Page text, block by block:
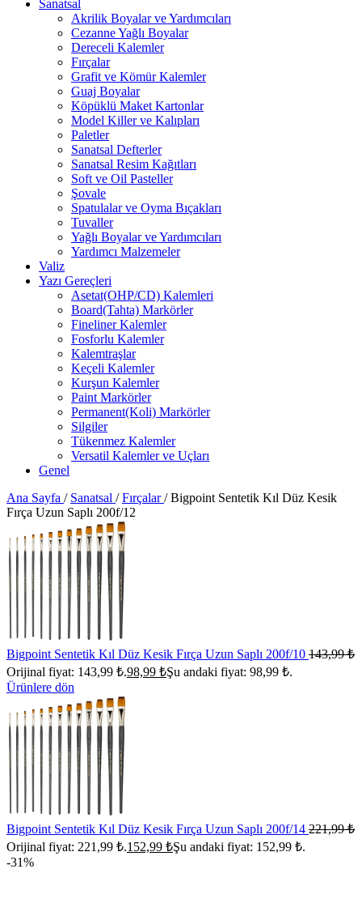
Sanatsal
Akrilik Boyalar ve Yardımcıları
Cezanne Yağlı Boyalar
Dereceli Kalemler
Fırçalar
Grafit ve Kömür Kalemler
Guaj Boyalar
Köpüklü Maket Kartonlar
Model Killer ve Kalıpları
Paletler
Sanatsal Defterler
Sanatsal Resim Kağıtları
Soft ve Oil Pasteller
Şovale
Spatulalar ve Oyma Bıçakları
Tuvaller
Yağlı Boyalar ve Yardımcıları
Yardımcı Malzemeler
Valiz
Yazı Gereçleri
Asetat(OHP/CD) Kalemleri
Board(Tahta) Markörler
Fineliner Kalemler
Fosforlu Kalemler
Kalemtraşlar
Keçeli Kalemler
Kurşun Kalemler
Paint Markörler
Permanent(Koli) Markörler
Silgiler
Tükenmez Kalemler
Versatil Kalemler ve Uçları
Genel
Ana Sayfa / Sanatsal / Fırçalar/ Bigpoint Sentetik Kıl Düz Kesik
Fırça Uzun Saplı 200f/12
Bigpoint Sentetik Kıl Düz Kesik Fırça Uzun Saplı 200f/10 143,99₺
Orijinal fiyat: 143,99 ₺.98,99 ₺Şu andaki fiyat: 98,99 ₺.
Ürünlere dön
Bigpoint Sentetik Kıl Düz Kesik Fırça Uzun Saplı 200f/14 221,99₺
Orijinal fiyat: 221,99 ₺.152,99 ₺Şu andaki fiyat: 152,99 ₺.
-31%